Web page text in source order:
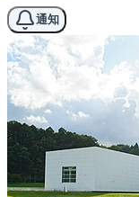
通知